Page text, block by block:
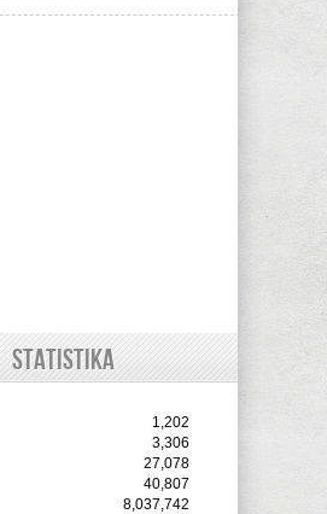
STATISTIKA
1,202
3,306
27,078
40,807
8,037,742